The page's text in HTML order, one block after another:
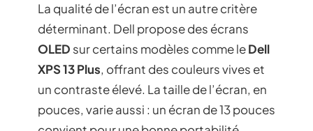
La qualité de l’écran est un autre critère
déterminant. Dell propose des écrans
OLED sur certains modèles comme leDell
XPS 13 Plus, offrant des couleurs vives et
un contraste élevé. La taille de l’écran, en
pouces, varie aussi : un écran de 13 pouces